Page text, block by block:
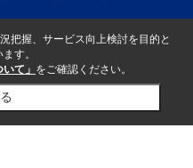
把握、サービス向上検討を目的と
す。
て」 をご確認ください。